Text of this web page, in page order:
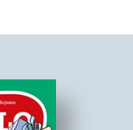
Breghøi.